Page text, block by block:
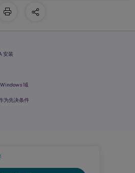
安装
域
为先决条件